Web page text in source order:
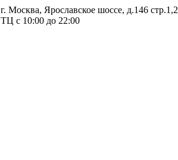
г. Москва, Ярославское шоссе, д.146 стр.1,2
ТЦ с 10:00 до 22:00